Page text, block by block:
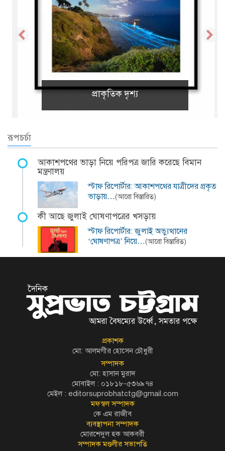
প্রাকৃতিক দৃশ্য
রূপচর্চা
আকাশপথের ভাড়া নিয়ে পরিপত্র জারি করেছে বিমান
মন্ত্রণালয়
স্টাফ রিপোর্টার: আকাশপথের যাত্রীদের প্রকৃত
ভাড়ায়…(আরো বিস্তারিত)
কী আছে জুলাই ঘোষণাপত্রের খসড়ায়
স্টাফ রিপোর্টার: জুলাই অভ্যুত্থানের
‘ঘোষণাপত্র’ নিয়ে…(আরো বিস্তারিত)
প্রকাশক
মো: আলমগীর হোসেন চৌধুরী
সম্পাদক
মো: হাসান মুরাদ
মোবাইল : ০১৮১৮-৫৩৬৯৭৪
মেইল : editorsuprobhatctg@gmail.com
মফস্বল সম্পাদক
কে এম রাজীব
ব্যবস্থাপনা সম্পাদক
মোরশেদুল হক আকবরী
সম্পাদক মণ্ডলীর সভাপতি